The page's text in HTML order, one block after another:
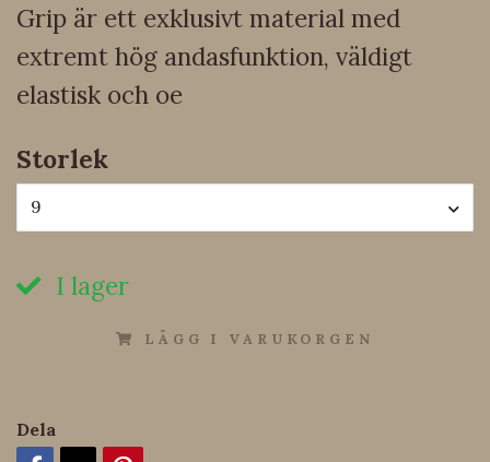
Grip är ett exklusivt material med
extremt hög andasfunktion, väldigt
elastisk och oe
Storlek
9
I lager
LÄGG I VARUKORGEN
Dela